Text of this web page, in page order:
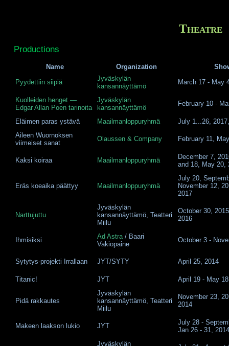
Theatre
Productions
Name Organization
Pyydettiin siipiä
Jyväskylän
kansannäyttämö
March 17 - May
Kuolleiden henget —
Edgar Allan Poen tarinoita
Jyväskylän
kansannäyttämö
February 10 -
Eläimen paras ystävä Maailmanloppuryhmä
July 1...26,
Aileen Wuornoksen
viimeiset sanat
Olaussen & Company February 11,
Kaksi koiraa Maailmanloppuryhmä
December 7,
and 18, May 20,
Eräs koeaika päättyy Maailmanloppuryhmä
July 20,
November 12,
2017
Narttujuttu
Jyväskylän
kansannäyttämö, Teatteri
Miilu
October 30,
2016
Ihmisiksi Ad Astra/ Baari
Vakiopaine
October 3 -
Sytytys-projekti Irrallaan JYT/SYTY April 25, 2014
Titanic! JYT April 19 - May
Pidä rakkautes
Jyväskylän
kansannäyttämö, Teatteri
Miilu
November 23,
2014
Makeen laakson lukio JYT
July 28 -
Jan 26 - 31, 2014
Jyväskylän